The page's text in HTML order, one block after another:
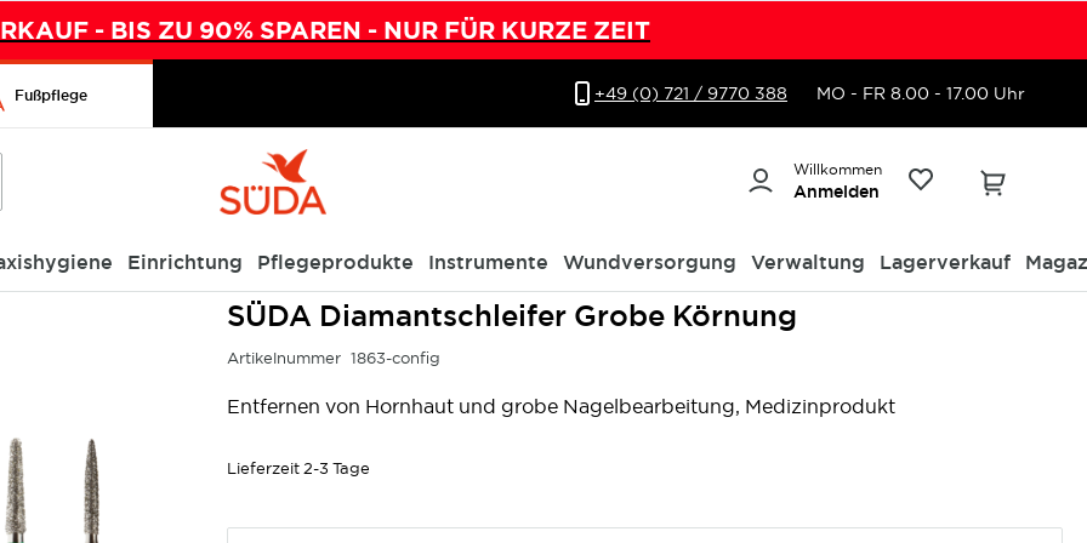
- BIS ZU 90% SPAREN - NUR FÜR KURZE ZEIT
Fußpflege +49 (0) 721 / 9770 388 MO - FR 8.00 - 17.00 Uhr
Willkommen
Anmelden
Einrichtung Pflegeprodukte Instrumente Wundversorgung Verwaltung Lagerverkauf
SÜDA Diamantschleifer Grobe Körnung
Artikelnummer 1863-config
Entfernen von Hornhaut und grobe Nagelbearbeitung, Medizinprodukt
Lieferzeit 2-3 Tage